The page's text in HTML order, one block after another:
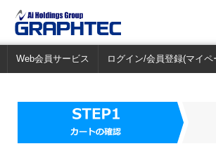
Web会員サービス ログイン/会員登録(マイペ